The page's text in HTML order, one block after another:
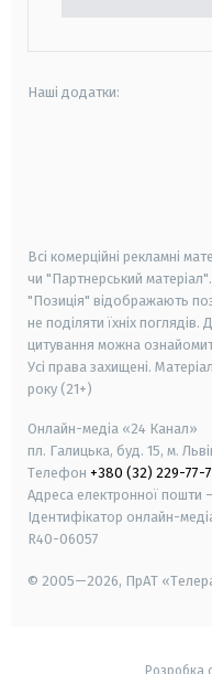
Наші додатки:
Всі комерційні рекламні
чи "Партнерський
"Позиція" відображають
не поділяти їхніх
цитування можна
Усі права захищені.
року (21+)
Онлайн-медіа «24 Канал»
пл. Галицька, буд. 15, м.
Телефон +380 (32) 229-77-
Адреса електронної пошти
Ідентифікатор онлайн-
R40-06057
© 2005—2026, ПрАТ
Розробка